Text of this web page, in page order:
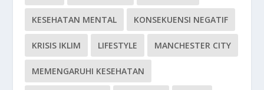
KESEHATAN MENTAL KONSEKUENSI NEGATIF
KRISIS IKLIM LIFESTYLE MANCHESTER CITY
MEMENGARUHI KESEHATAN